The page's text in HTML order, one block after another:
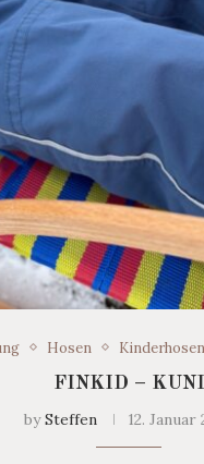
Hosen Kinderhosen
FINKID – KUNI
bySteffen 12. Januar